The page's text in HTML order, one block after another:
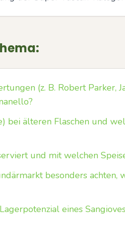
(z. B. Robert Parker,
älteren Flaschen und
und mit welchen
besonders achten,
eines